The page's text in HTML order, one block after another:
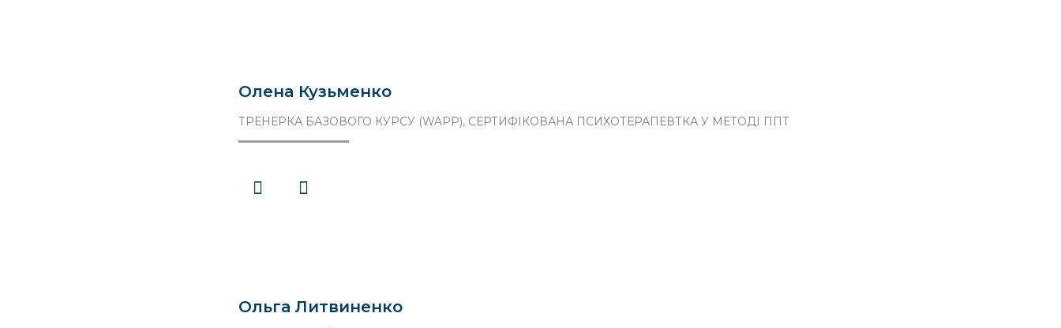
Олена Кузьменко
ТРЕНЕРКА БАЗОВОГО КУРСУ (WAPP), СЕРТИФІКОВАНА ПСИХОТЕРАПЕВТКА У МЕТОДІ ППТ
Ольга Литвиненко